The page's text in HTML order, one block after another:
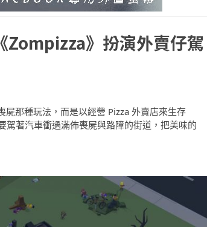
Zompizza》扮演外賣仔駕
那種玩法，而是以經營 Pizza 外賣店來生存
駕著汽車衝過滿佈喪屍與路障的街道，把美味的